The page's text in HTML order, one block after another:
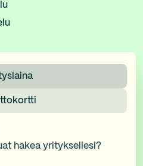
hakea yrityksellesi?